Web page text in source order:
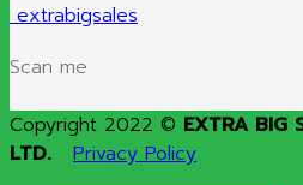
extrabigsales
Scan me
Copyright 2022 © EXTRA BIG
LTD.
Privacy Policy